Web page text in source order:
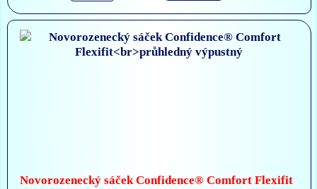
Novorozenecký sáček Confidence® Comfort Flexifit